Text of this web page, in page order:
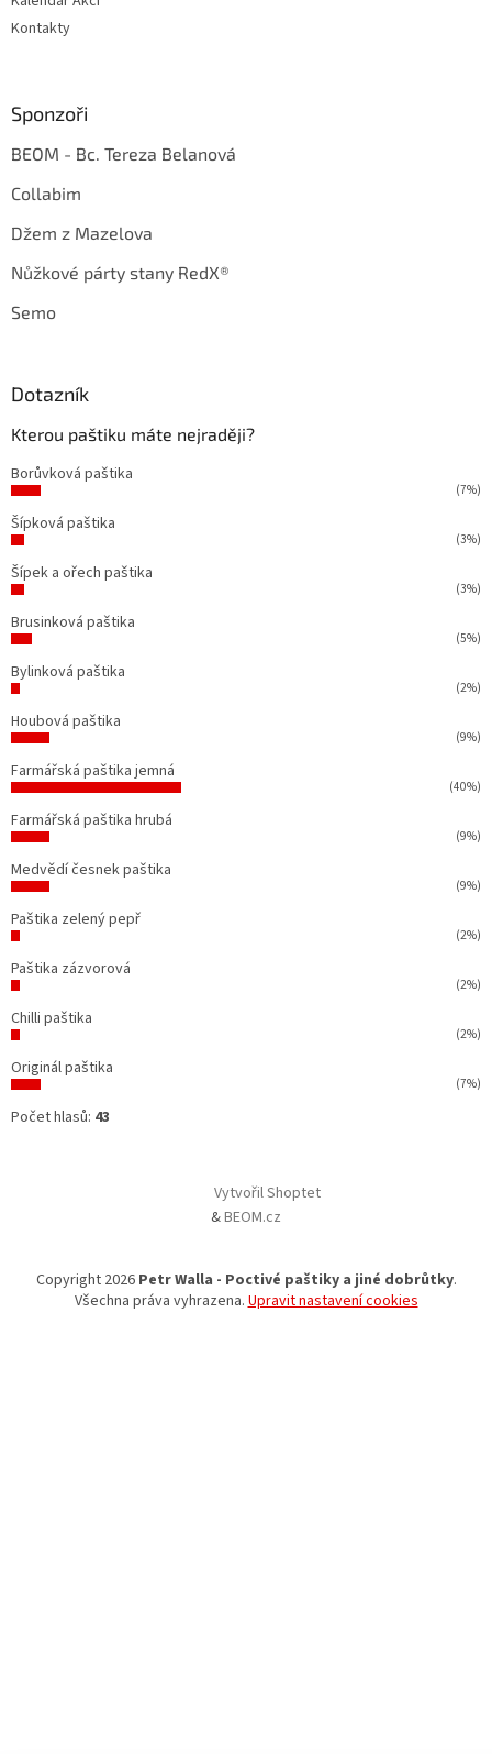
Kontakty
Sponzoři
BEOM - Bc. Tereza Belanová
Collabim
Džem z Mazelova
Nůžkové párty stany RedX®
Semo
Dotazník
Kterou paštiku máte nejraději?
Borůvková paštika
(7%)
Šípková paštika
(3%)
Šípek a ořech paštika
(3%)
Brusinková paštika
(5%)
Bylinková paštika
(2%)
Houbová paštika
(9%)
Farmářská paštika jemná
(40%)
Farmářská paštika hrubá
(9%)
Medvědí česnek paštika
(9%)
Paštika zelený pepř
(2%)
Paštika zázvorová
(2%)
Chilli paštika
(2%)
Originál paštika
(7%)
Počet hlasů: 43
Vytvořil Shoptet
&BEOM.cz
Copyright 2026 Petr Walla - Poctivé paštiky a jiné dobrůtky.
Všechna práva vyhrazena. Upravit nastavení cookies